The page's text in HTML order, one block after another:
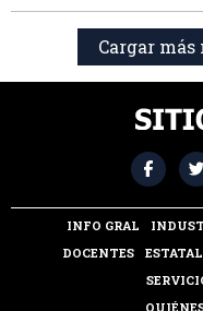
Cargar
INFO GRAL
DOCENTES